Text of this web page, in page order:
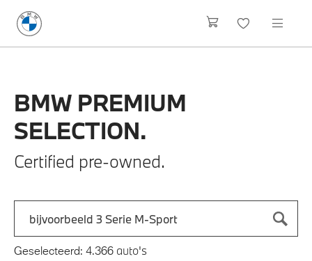
BMW PREMIUM
SELECTION.
Certified pre-owned.
Zoek naar een automodel, bijvoorbeeld 3 Serie M-Sport
Typ een automodel in en druk op enter om te zoeken
Geselecteerd: 4.366 auto's